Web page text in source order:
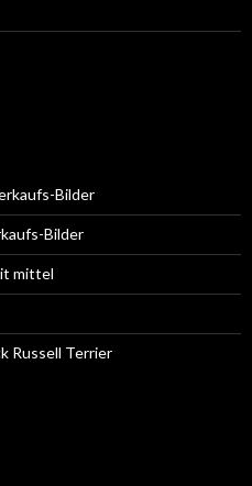
Bilder
Bilder
mittel
Russell Terrier